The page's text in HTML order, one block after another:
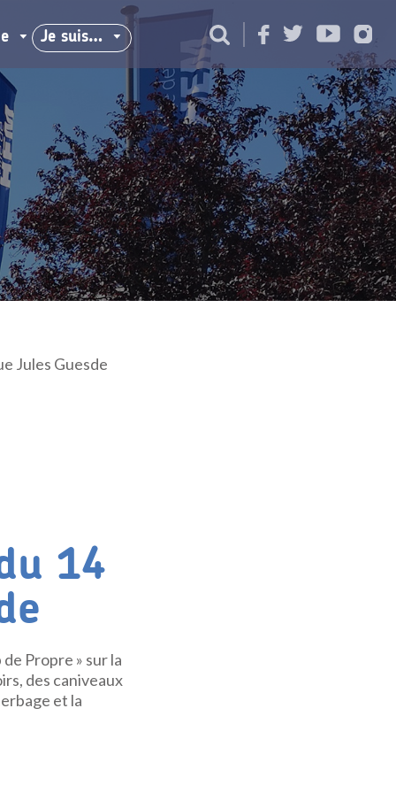
Je suis…
Jules Guesde
14
Propre » sur la
des caniveaux
et la